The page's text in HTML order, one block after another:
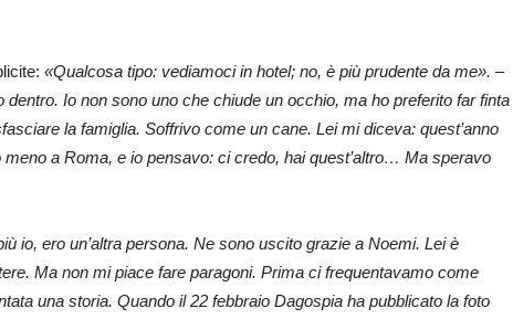
«Qualcosa tipo: vediamoci in hotel; no, è più prudente da me». –
dentro. Io non sono uno che chiude un occhio, ma ho preferito far finta
la famiglia. Soffrivo come un cane. Lei mi diceva: quest’anno
meno a Roma, e io pensavo: ci credo, hai quest’altro… Ma speravo
io, ero un’altra persona. Ne sono uscito grazie a Noemi. Lei è
Ma non mi piace fare paragoni. Prima ci frequentavamo come
una storia. Quando il 22 febbraio Dagospia ha pubblicato la foto